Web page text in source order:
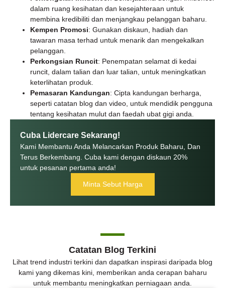
dalam ruang kesihatan dan kesejahteraan untuk
membina kredibiliti dan menjangkau pelanggan baharu.
Kempen Promosi: Gunakan diskaun, hadiah dan
tawaran masa terhad untuk menarik dan mengekalkan
pelanggan.
Perkongsian Runcit: Penempatan selamat di kedai
runcit, dalam talian dan luar talian, untuk meningkatkan
keterlihatan produk.
Pemasaran Kandungan: Cipta kandungan berharga,
seperti catatan blog dan video, untuk mendidik pengguna
tentang kesihatan mulut dan faedah ubat gigi anda.
Cuba Lidercare Sekarang!
Kami Membantu Anda Melancarkan Produk Baharu, Dan
Terus Berkembang. Cuba kami dengan diskaun 20%
untuk pesanan pertama anda!
Minta Sebut Harga
Catatan Blog Terkini
Lihat trend industri terkini dan dapatkan inspirasi daripada blog
kami yang dikemas kini, memberikan anda cerapan baharu
untuk membantu meningkatkan perniagaan anda.